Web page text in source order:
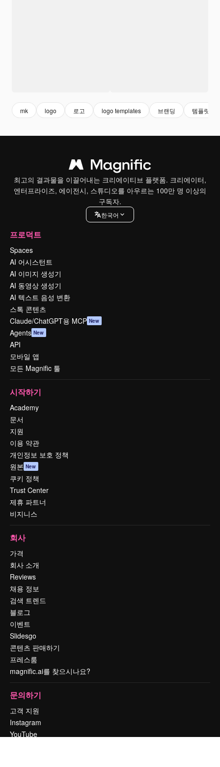
mk logo 로고 logo templates 브랜딩 템플릿
최고의 결과물을 이끌어내는 크리에이티브 플랫폼. 크리에이터,
엔터프라이즈, 에이전시, 스튜디오를 아우르는 100만 명 이상의
구독자.
한국어
프로덕트
Spaces
AI 어시스턴트
AI 이미지 생성기
AI 동영상 생성기
AI 텍스트 음성 변환
스톡 콘텐츠
Claude/ChatGPT용 MCP New
Agents New
API
모바일 앱
모든 Magnific 툴
시작하기
Academy
문서
지원
이용 약관
개인정보 보호 정책
원본 New
쿠키 정책
Trust Center
제휴 파트너
비지니스
회사
가격
회사 소개
Reviews
채용 정보
검색 트렌드
블로그
이벤트
Slidesgo
콘텐츠 판매하기
프레스룸
magnific.ai를 찾으시나요?
문의하기
고객 지원
Instagram
YouTube